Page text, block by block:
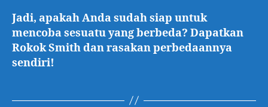
Jadi, apakah Anda sudah siap untuk
mencoba sesuatu yang berbeda? Dapatkan
Rokok Smith dan rasakan perbedaannya
sendiri!